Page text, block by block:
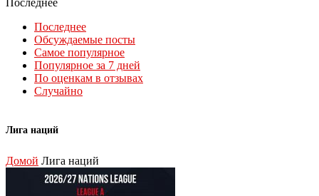
Последнее
Последнее
Обсуждаемые посты
Самое популярное
Популярное за 7 дней
По оценкам в отзывах
Случайно
Лига наций
Домой Лига наций